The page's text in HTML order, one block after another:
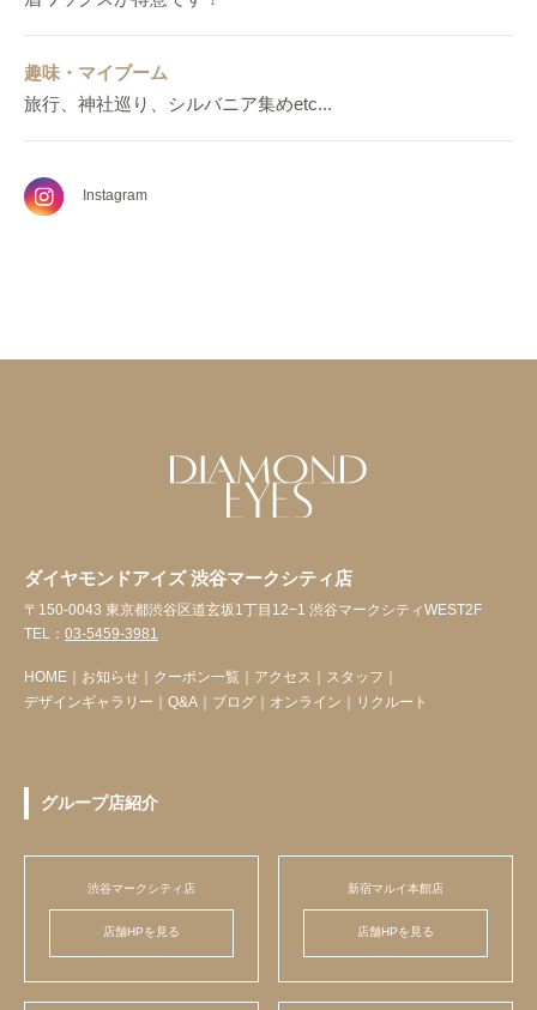
趣味・マイブーム
旅行、神社巡り、シルバニア集めetc...
Instagram
ダイヤモンドアイズ 渋谷マークシティ店
〒150-0043 東京都渋谷区道玄坂1丁目12−1 渋谷マークシティWEST2F
TEL： 03-5459-3981
HOME ｜ お知らせ ｜ クーポン一覧 ｜ アクセス ｜ スタッフ ｜
デザインギャラリー ｜ Q&A ｜ ブログ ｜ オンライン ｜ リクルート
グループ店紹介
渋谷マークシティ店
店舗HPを見る
新宿マルイ本館店
店舗HPを見る